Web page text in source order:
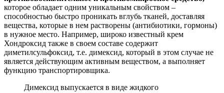
которое обладает одним уникальным свойством –
способностью быстро проникать вглубь тканей, доставляя
вещества, которые в нем растворены (антибиотики, гормоны)
в нужное место. Например, широко известный крем
Хондроксид также в своем составе содержит
диметилсульфоксид, т.е. димексид, который в этом случае не
является действующим активным веществом, а выполняет
функцию транспортировщика.
Димексид выпускается в виде жидкого